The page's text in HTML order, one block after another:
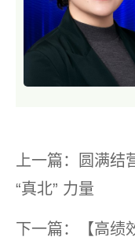
上一篇：圆满
“真北” 力量
下一篇：【高绩